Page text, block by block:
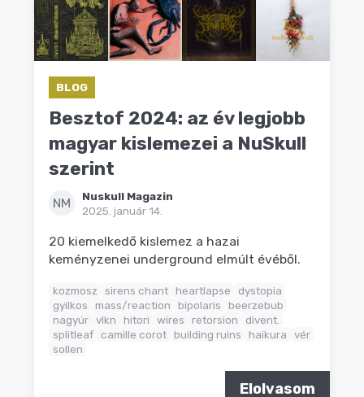
BLOG
Besztof 2024: az év legjobb
magyar kislemezei a NuSkull
szerint
NM
Nuskull Magazin
2025. január 14.
20 kiemelkedő kislemez a hazai
keményzenei underground elmúlt évéből.
kozmosz sirens chant heartlapse
dystopia
gyilkos
mass/reaction bipolaris
beerzebub
nagyúr vlkn hitori wires retorsion
divent.
splitleaf camille corot building ruins haikura
vér
sollen
Elolvasom